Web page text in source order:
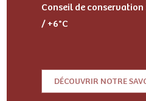
Conseil de conservation
/ +6°C
DÉCOUVRIR NOTRE